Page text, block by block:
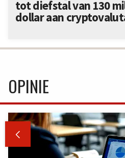
tot diefstal van 130
dollar aan
OPINIE
